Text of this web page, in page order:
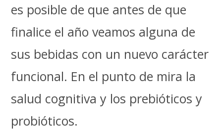
es posible de que antes de que
finalice el año veamos alguna de
sus bebidas con un nuevo carácter
funcional. En el punto de mira la
salud cognitiva y los prebióticos y
probióticos.